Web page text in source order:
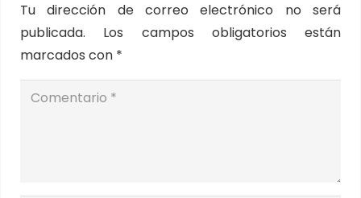
Tu dirección de correo electrónico no será
publicada.
Los campos obligatorios están
marcados con *